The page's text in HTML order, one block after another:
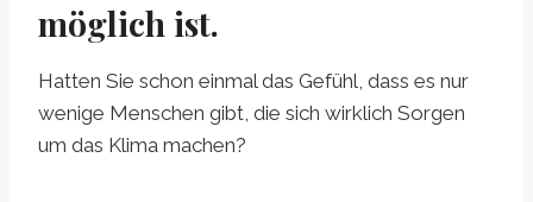
möglich ist.
Hatten Sie schon einmal das Gefühl, dass es nur
wenige Menschen gibt, die sich wirklich Sorgen
um das Klima machen?